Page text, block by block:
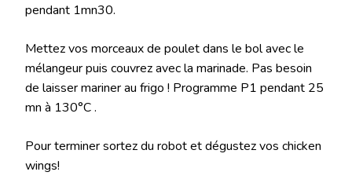
pendant 1mn30.
Mettez vos morceaux de poulet dans le bol avec le
mélangeur puis couvrez avec la marinade. Pas besoin
de laisser mariner au frigo ! Programme P1 pendant 25
mn à 130°C .
Pour terminer sortez du robot et dégustez vos chicken
wings!